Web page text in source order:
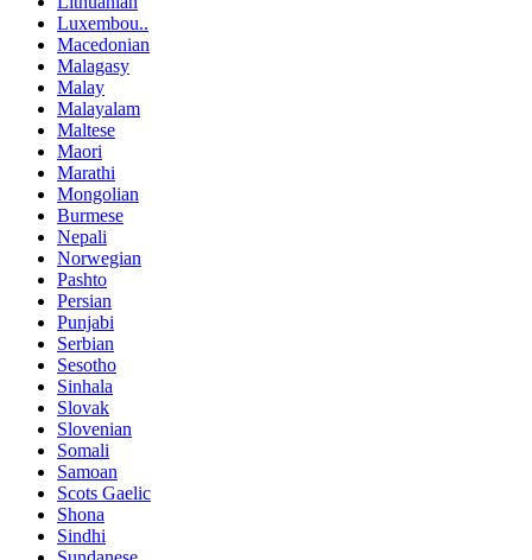
Luxembou..
Macedonian
Malagasy
Malay
Malayalam
Maltese
Maori
Marathi
Mongolian
Burmese
Nepali
Norwegian
Pashto
Persian
Punjabi
Serbian
Sesotho
Sinhala
Slovak
Slovenian
Somali
Samoan
Scots Gaelic
Shona
Sindhi